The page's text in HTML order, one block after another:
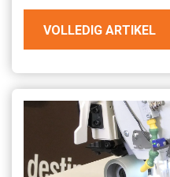
VOLLEDIG ARTIKEL